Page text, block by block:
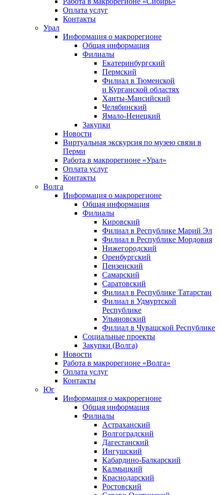
Оплата услуг
Контакты
Урал
Информация о макрорегионе
Общая информация
Филиалы
Екатеринбургский
Пермский
Филиал в Тюменской
и Курганской областях
Ханты-Мансийский
Челябинский
Ямало-Ненецкий
Закупки
Новости
Виртуальная экскурсия по музею связи в
Перми
Работа в макрорегионе «Урал»
Оплата услуг
Контакты
Волга
Информация о макрорегионе
Общая информация
Филиалы
Кировский
Филиал в Республике Марий Эл
Филиал в Республике Мордовия
Нижегородский
Оренбургский
Пензенский
Самарский
Саратовский
Филиал в Республике Татарстан
Филиал в Удмуртской
Республике
Ульяновский
Филиал в Чувашской Республике
Социальные проекты
Закупки (Волга)
Новости
Работа в макрорегионе «Волга»
Оплата услуг
Контакты
Юг
Информация о макрорегионе
Общая информация
Филиалы
Астраханский
Волгоградский
Дагестанский
Ингушский
Кабардино-Балкарский
Калмыцкий
Краснодарский
Ростовский